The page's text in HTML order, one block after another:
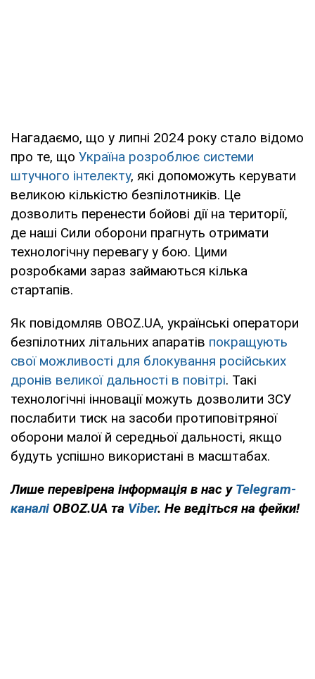
Нагадаємо, що у липні 2024 року стало відомо
про те, що Україна розроблює системи
штучного інтелекту, які допоможуть керувати
великою кількістю безпілотників. Це
дозволить перенести бойові дії на території,
де наші Сили оборони прагнуть отримати
технологічну перевагу у бою. Цими
розробками зараз займаються кілька
стартапів.
Як повідомляв OBOZ.UA, українські оператори
безпілотних літальних апаратів покращують
свої можливості для блокування російських
дронів великої дальності в повітрі. Такі
технологічні інновації можуть дозволити ЗСУ
послабити тиск на засоби протиповітряної
оборони малої й середньої дальності, якщо
будуть успішно використані в масштабах.
Лише перевірена інформація в нас у Telegram-
каналі OBOZ.UA та Viber. Не ведіться на фейки!